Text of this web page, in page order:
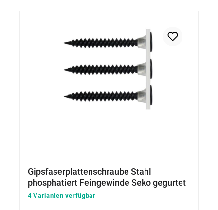
Gipsfaserplattenschraube Stahl
phosphatiert Feingewinde Seko gegurtet
4 Varianten verfügbar